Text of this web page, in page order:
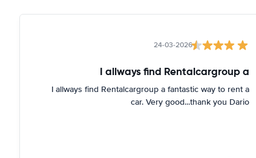
24-03-2026
I allways find Rentalcargroup a
I allways find Rentalcargroup a fantastic way to rent a
car. Very good...thank you Dario